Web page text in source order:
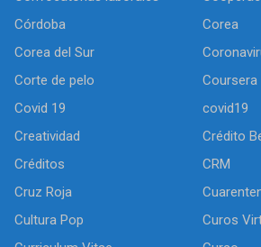
Córdoba
Corea
Corea del Sur
Corte de pelo
Coursera
Covid 19
covid19
Creatividad
Crédito
Créditos
CRM
Cruz Roja
Cultura Pop
Curos